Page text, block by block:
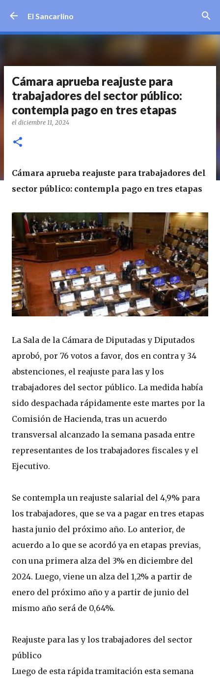
El Sancarlino
Cámara aprueba reajuste para
trabajadores del sector público:
contempla pago en tres etapas
el diciembre 11, 2024
Cámara aprueba reajuste para trabajadores del
sector público: contempla pago en tres etapas
La Sala de la Cámara de Diputadas y Diputados
aprobó, por 76 votos a favor, dos en contra y 34
abstenciones, el reajuste para las y los
trabajadores del sector público. La medida había
sido despachada rápidamente este martes por la
Comisión de Hacienda, tras un acuerdo
transversal alcanzado la semana pasada entre
representantes de los trabajadores fiscales y el
Ejecutivo.
Se contempla un reajuste salarial del 4,9% para
los trabajadores, que se va a pagar en tres etapas
hasta junio del próximo año. Lo anterior, de
acuerdo a lo que se acordó ya en etapas previas,
con una primera alza del 3% en diciembre del
2024. Luego, viene un alza del 1,2% a partir de
enero del próximo año y a partir de junio del
mismo año será de 0,64%.
Reajuste para las y los trabajadores del sector
público
Luego de esta rápida tramitación esta semana